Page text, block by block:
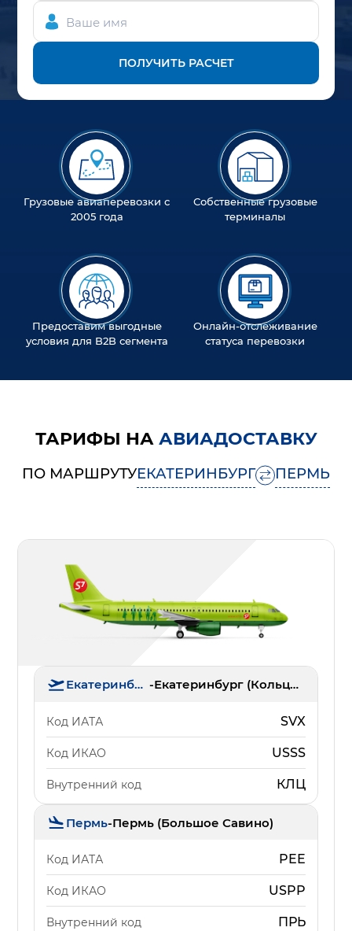
Ваше имя
ПОЛУЧИТЬ РАСЧЕТ
Грузовые авиаперевозки с
2005 года
Собственные грузовые
терминалы
Предоставим выгодные
условия для B2B сегмента
Онлайн-отслеживание
статуса перевозки
ТАРИФЫ НА АВИАДОСТАВКУ
ПО МАРШРУТУЕКАТЕРИНБУРГ ПЕРМЬ
Екатеринбург - Екатеринбург (Кольцово)
Код ИАТА SVX
Код ИКАО USSS
Внутренний код КЛЦ
Пермь-Пермь (Большое Савино)
Код ИАТА PEE
Код ИКАО USPP
Внутренний код ПРЬ